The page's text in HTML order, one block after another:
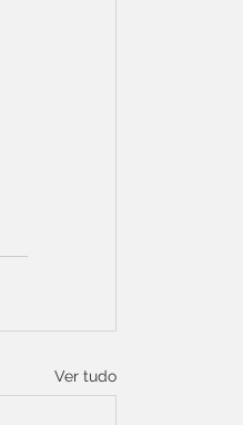
Ver tudo